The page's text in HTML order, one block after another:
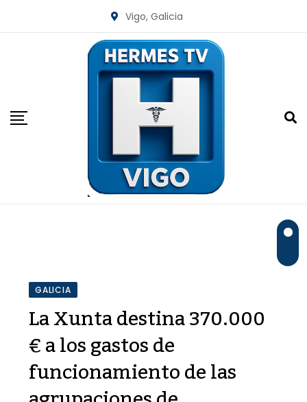
Vigo, Galicia
GALICIA
La Xunta destina 370.000
€ a los gastos de
funcionamiento de las